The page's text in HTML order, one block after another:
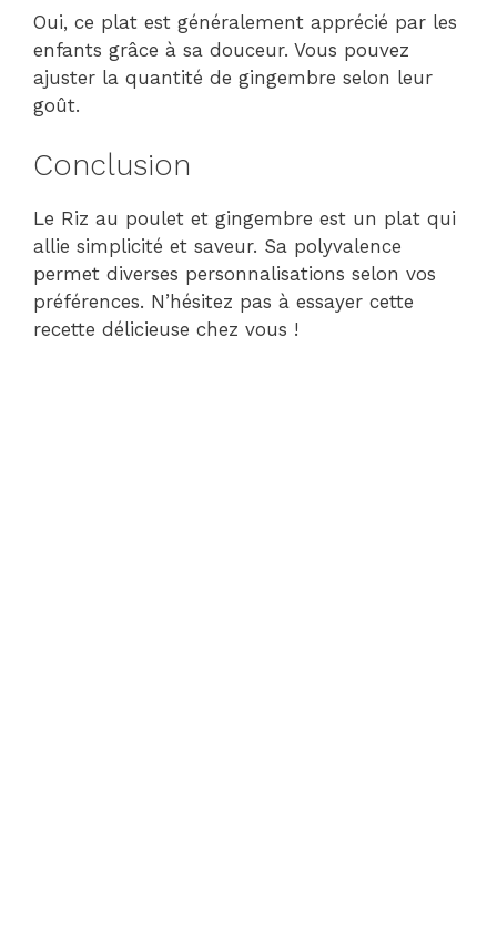
Oui, ce plat est généralement apprécié par les
enfants grâce à sa douceur. Vous pouvez
ajuster la quantité de gingembre selon leur
goût.
Conclusion
Le Riz au poulet et gingembre est un plat qui
allie simplicité et saveur. Sa polyvalence
permet diverses personnalisations selon vos
préférences. N’hésitez pas à essayer cette
recette délicieuse chez vous !